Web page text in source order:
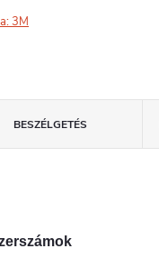
3M
BESZÉLGETÉS